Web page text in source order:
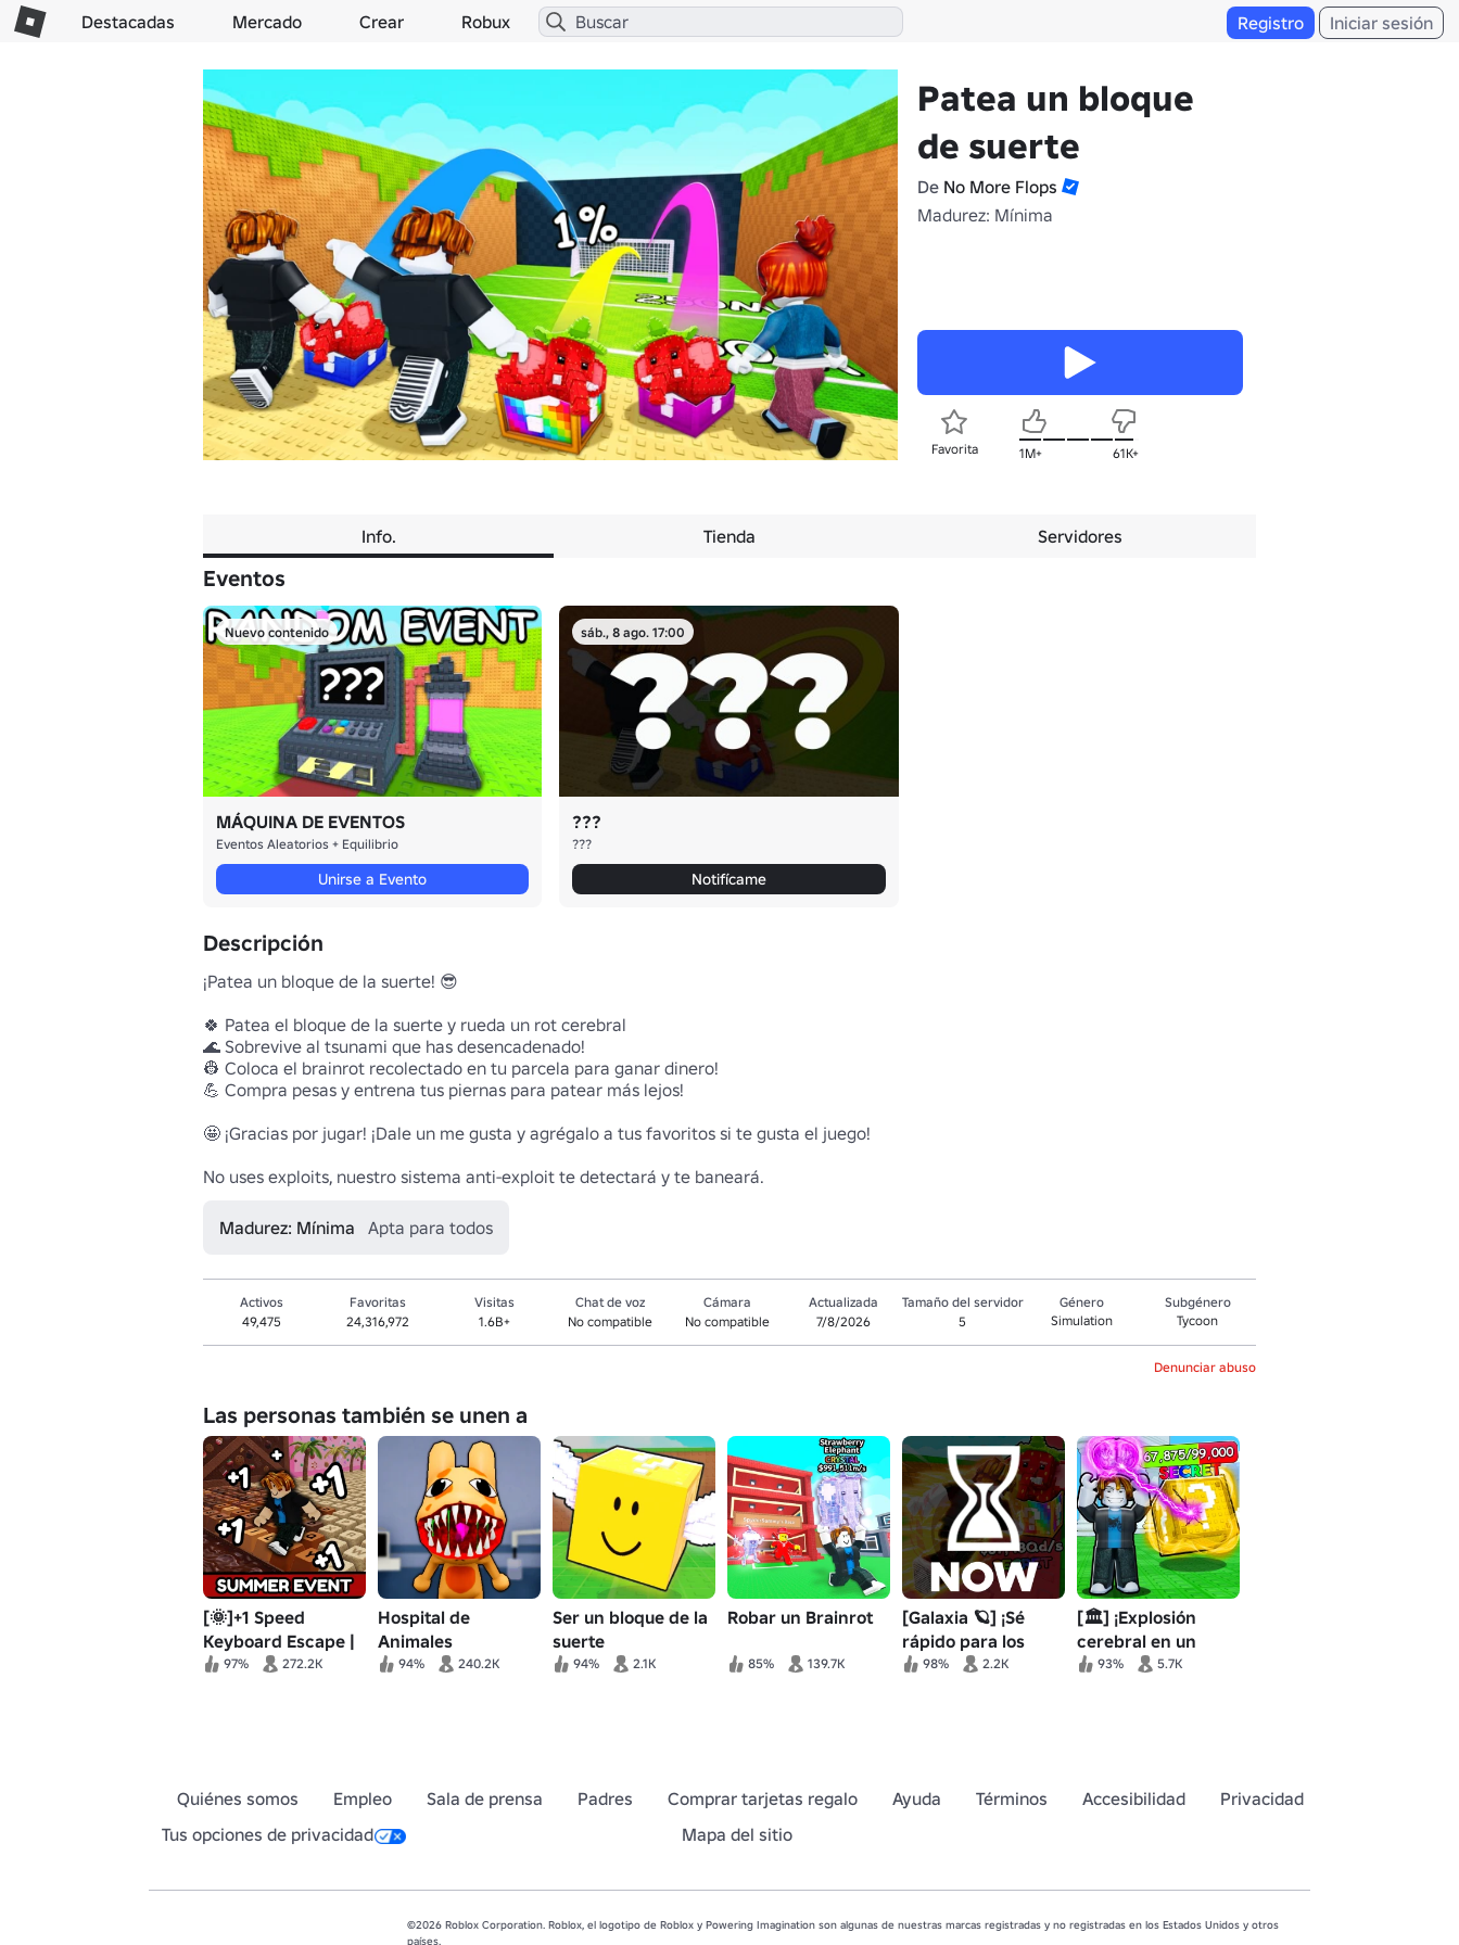
Destacadas Mercado Crear Robux Registro Iniciar sesión
Patea un bloque
de suerte
De No More Flops
Madurez: Mínima
Favorita 1M+ 61K+
Info. Tienda Servidores
Eventos
Nuevo contenido
MÁQUINA DE EVENTOS
Eventos Aleatorios + Equilibrio
Unirse a Evento
sáb., 8 ago. 17:00
???
???
Notifícame
Descripción
¡Patea un bloque de la suerte! 😎
🍀 Patea el bloque de la suerte y rueda un rot cerebral
🌊 Sobrevive al tsunami que has desencadenado!
👷 Coloca el brainrot recolectado en tu parcela para ganar dinero!
💪 Compra pesas y entrena tus piernas para patear más lejos!
🤩 ¡Gracias por jugar! ¡Dale un me gusta y agrégalo a tus favoritos si te gusta el juego!
No uses exploits, nuestro sistema anti-exploit te detectará y te baneará.
Madurez: Mínima Apta para todos
Activos
49,475
Favoritas
24,316,972
Visitas
1.6B+
Chat de voz
No compatible
Cámara
No compatible
Actualizada
7/8/2026
Tamaño del servidor
5
Género
Simulation
Subgénero
Tycoon
Denunciar abuso
Las personas también se unen a
[🌞]+1 Speed
Keyboard Escape |
Candy & Chocolate
97% 272.2K
Hospital de
Animales
(Anomalía) 🧪
94% 240.2K
Ser un bloque de la
suerte
94% 2.1K
Robar un Brainrot
85% 139.7K
[Galaxia 🪐] ¡Sé
rápido para los
ataques cerebrales!
98% 2.2K
[🏛️] ¡Explosión
cerebral en un
bloque de suerte!
93% 5.7K
Quiénes somos Empleo Sala de prensa Padres Comprar tarjetas regalo Ayuda Términos Accesibilidad
Privacidad
Tus opciones de privacidad
Mapa del sitio
©2026 Roblox Corporation. Roblox, el logotipo de Roblox y Powering Imagination son algunas de nuestras marcas registradas y no registradas en los Estados Unidos y otros
países.